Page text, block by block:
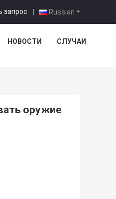
Russian
запрос |
НОВОСТИ СЛУЧАИ
оружие